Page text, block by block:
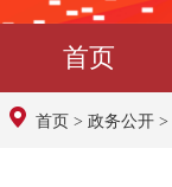
首页
首页 > 政务公开 >